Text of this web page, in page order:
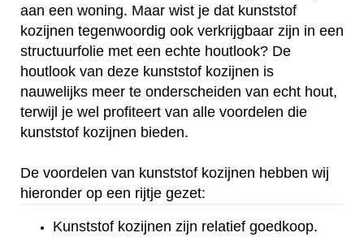
aan een woning. Maar wist je dat kunststof
kozijnen tegenwoordig ook verkrijgbaar zijn in een
structuurfolie met een echte houtlook? De
houtlook van deze kunststof kozijnen is
nauwelijks meer te onderscheiden van echt hout,
terwijl je wel profiteert van alle voordelen die
kunststof kozijnen bieden.
De voordelen van kunststof kozijnen hebben wij
hieronder op een rijtje gezet:
Kunststof kozijnen zijn relatief goedkoop.